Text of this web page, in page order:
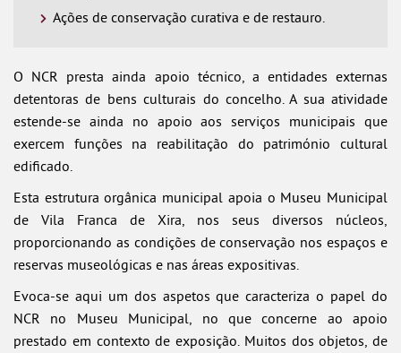
Ações de conservação curativa e de restauro.
O NCR presta ainda apoio técnico, a entidades externas
detentoras de bens culturais do concelho. A sua atividade
estende-se ainda no apoio aos serviços municipais que
exercem funções na reabilitação do património cultural
edificado.
Esta estrutura orgânica municipal apoia o Museu Municipal
de Vila Franca de Xira, nos seus diversos núcleos,
proporcionando as condições de conservação nos espaços e
reservas museológicas e nas áreas expositivas.
Evoca-se aqui um dos aspetos que caracteriza o papel do
NCR no Museu Municipal, no que concerne ao apoio
prestado em contexto de exposição. Muitos dos objetos, de